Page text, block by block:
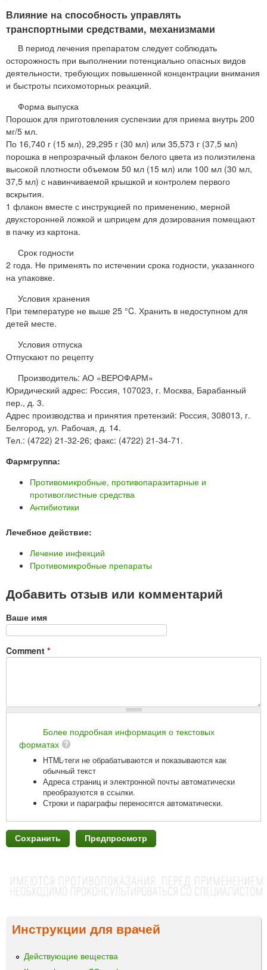
Влияние на способность управлять
транспортными средствами, механизмами
В период лечения препаратом следует соблюдать
осторожность при выполнении потенциально опасных видов
деятельности, требующих повышенной концентрации внимания
и быстроты психомоторных реакций.
Форма выпуска
Порошок для приготовления суспензии для приема внутрь 200
мг/5 мл.
По 16,740 г (15 мл), 29,295 г (30 мл) или 35,573 г (37,5 мл)
порошка в непрозрачный флакон белого цвета из полиэтилена
высокой плотности объемом 50 мл (15 мл) или 100 мл (30 мл,
37,5 мл) с навинчиваемой крышкой и контролем первого
вскрытия.
1 флакон вместе с инструкцией по применению, мерной
двухсторонней ложкой и шприцем для дозирования помещают
в пачку из картона.
Срок годности
2 года. Не применять по истечении срока годности, указанного
на упаковке.
Условия хранения
При температуре не выше 25 °C. Хранить в недоступном для
детей месте.
Условия отпуска
Отпускают по рецепту
Производитель: АО «ВЕРОФАРМ»
Юридический адрес: Россия, 107023, г. Москва, Барабанный
пер., д. 3.
Адрес производства и принятия претензий: Россия, 308013, г.
Белгород, ул. Рабочая, д. 14.
Тел.: (4722) 21-32-26; факс: (4722) 21-34-71.
Фармгруппа:
Противомикробные, противопаразитарные и
противоглистные средства
Антибиотики
Лечебное действие:
Лечение инфекций
Противомикробные препараты
Добавить отзыв или комментарий
Ваше имя
Comment *
Более подробная информация о текстовых
форматах
HTML-теги не обрабатываются и показываются как
обычный текст
Адреса страниц и электронной почты автоматически
преобразуются в ссылки.
Строки и параграфы переносятся автоматически.
Инструкции для врачей
Действующие вещества